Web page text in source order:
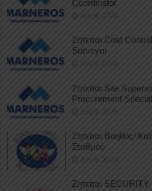
Coordinator
July 9, 2026
Ζητείται Cost
Surveyor
July 9, 2026
Ζητείται Site
Procurement
July 9, 2026
Ζητείται Βοηθός/
Σταθμού
July 8, 2026
Ζητείται